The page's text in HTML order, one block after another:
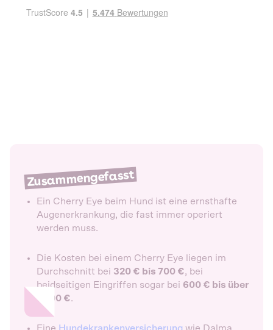
Zusammengefasst
Ein Cherry Eye beim Hund ist eine ernsthafte
Augenerkrankung, die fast immer operiert
werden muss.
Die Kosten bei einem Cherry Eye liegen im
Durchschnitt bei 320 € bis 700 €, bei
beidseitigen Eingriffen sogar bei 600 € bis über
1.200 €.